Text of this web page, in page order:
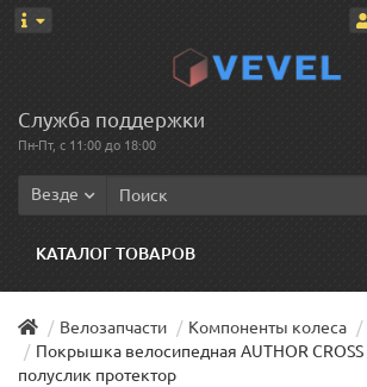
Служба поддержки
Пн-Пт, с 11:00 до 18:00
Везде
КАТАЛОГ ТОВАРОВ
Велозапчасти Компоненты колеса
Покрышка велосипедная AUTHOR CROSS
полуслик протектор